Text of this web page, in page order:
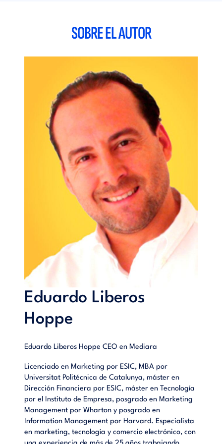
profesionales de este medio, que querían mostrar a los
inmigrantes digitales e incluso a iniciados, a tener una nueva
dimensión del Marketing Interactivo y Digital, aplicando los
conceptos y metodologías que aquí se muestran.
El mundo de la publicidad online.- Fundamentos legales en la
publicidad online.- Estrategia publicitaria online.-
Herramientas de publicidad digital.- KPI’s y métricas
digitales.- Analítica web.- Mobile Marketing.- Social Media
Marketing.- Fidelización online.- Marketing Content.-
Conceptos y elementos básicos de la publicidad online.-
SOBRE EL AUTOR
Eduardo Liberos
Hoppe
Eduardo Liberos Hoppe CEO en Mediara
Licenciado en Marketing por ESIC, MBA por
Universitat Politécnica de Catalunya, máster en
Dirección Financiera por ESIC, máster en Tecnología
por el Instituto de Empresa, posgrado en Marketing
Management por Wharton y posgrado en
Information Management por Harvard. Especialista
en marketing, tecnología y comercio electrónico, con